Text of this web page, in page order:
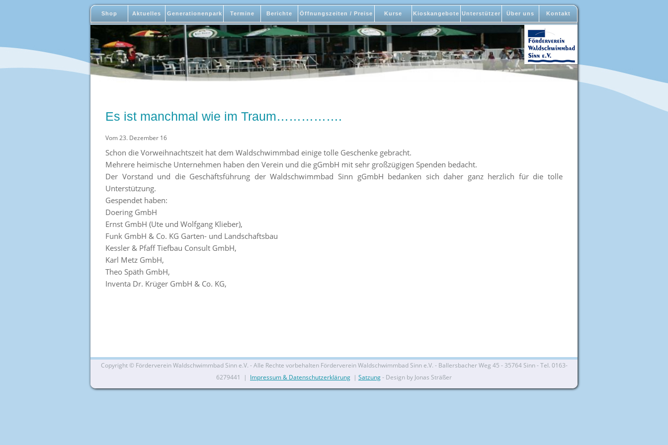
Shop Aktuelles Generationenpark Termine Berichte Öffnungszeiten / Preise Kurse Kioskangebote Unterstützer Über uns Kontakt
Es ist manchmal wie im Traum…………….
Vom 23. Dezember 16
Schon die Vorweihnachtszeit hat dem Waldschwimmbad einige tolle Geschenke gebracht.
Mehrere heimische Unternehmen haben den Verein und die gGmbH mit sehr großzügigen Spenden bedacht.
Der Vorstand und die Geschäftsführung der Waldschwimmbad Sinn gGmbH bedanken sich daher ganz herzlich für die tolle
Unterstützung.
Gespendet haben:
Doering GmbH
Ernst GmbH (Ute und Wolfgang Klieber),
Funk GmbH & Co. KG Garten- und Landschaftsbau
Kessler & Pfaff Tiefbau Consult GmbH,
Karl Metz GmbH,
Theo Späth GmbH,
Inventa Dr. Krüger GmbH & Co. KG,
Copyright © Förderverein Waldschwimmbad Sinn e.V. - Alle Rechte vorbehalten Förderverein Waldschwimmbad Sinn e.V. - Ballersbacher Weg 45 - 35764 Sinn - Tel. 0163-
6279441 | Impressum & Datenschutzerklärung | Satzung- Design by Jonas Sträßer